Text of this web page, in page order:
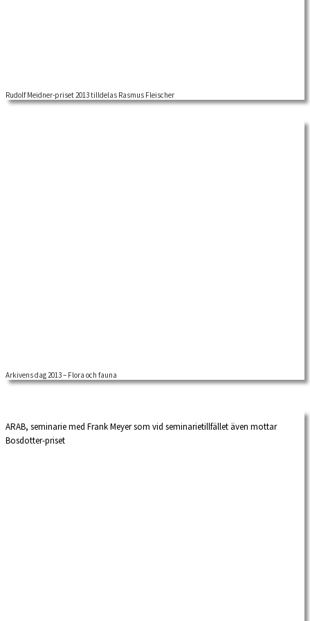
RUDOLF MEIDNER-PRISET 2013 för forskning i fackföreningsrörelsens historia
Rudolf Meidner-priset 2013 tilldelas Rasmus Fleischer
Under den årliga Arkivens dag håller vi lördagsöppet. Passa på att komma och
Arkivens dag 2013 – Flora och fauna
ARAB, seminarie med Frank Meyer som vid seminarietillfället även mottar
Bosdotter-priset